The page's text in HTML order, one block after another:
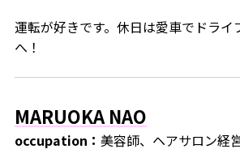
運転が好きです。休日は愛車でドライ
へ！
MARUOKA NAO
occupation： 美容師、ヘアサロン経